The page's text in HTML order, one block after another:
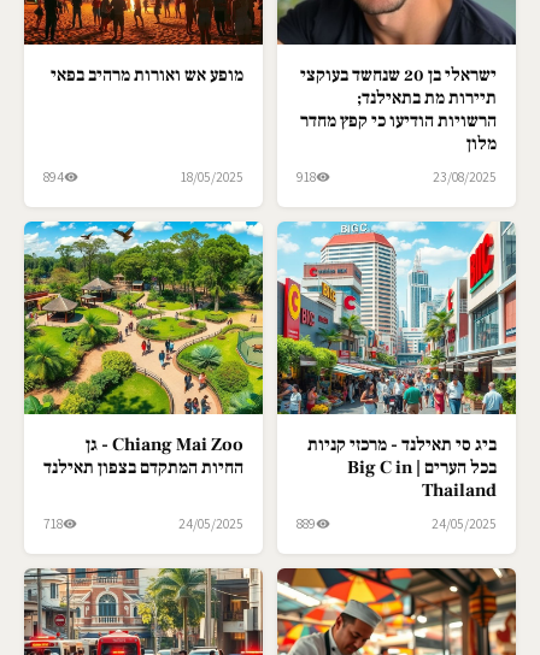
ישראלי בן 20 שנחשד בעוקצי
תיירות מת בתאילנד;
הרשויות הודיעו כי קפץ מחדר
מלון
23/08/2025
918
מופע אש ואורות מרהיב בפאי
18/05/2025
894
ביג סי תאילנד - מרכזי קניות
בכל הערים | Big C in
Thailand
24/05/2025
889
Chiang Mai Zoo - גן
החיות המתקדם בצפון תאילנד
24/05/2025
718